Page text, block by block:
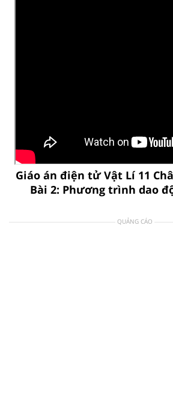
Giáo án điện tử Vật Lí 11
Bài 2: Phương trình dao
QUẢNG CÁO